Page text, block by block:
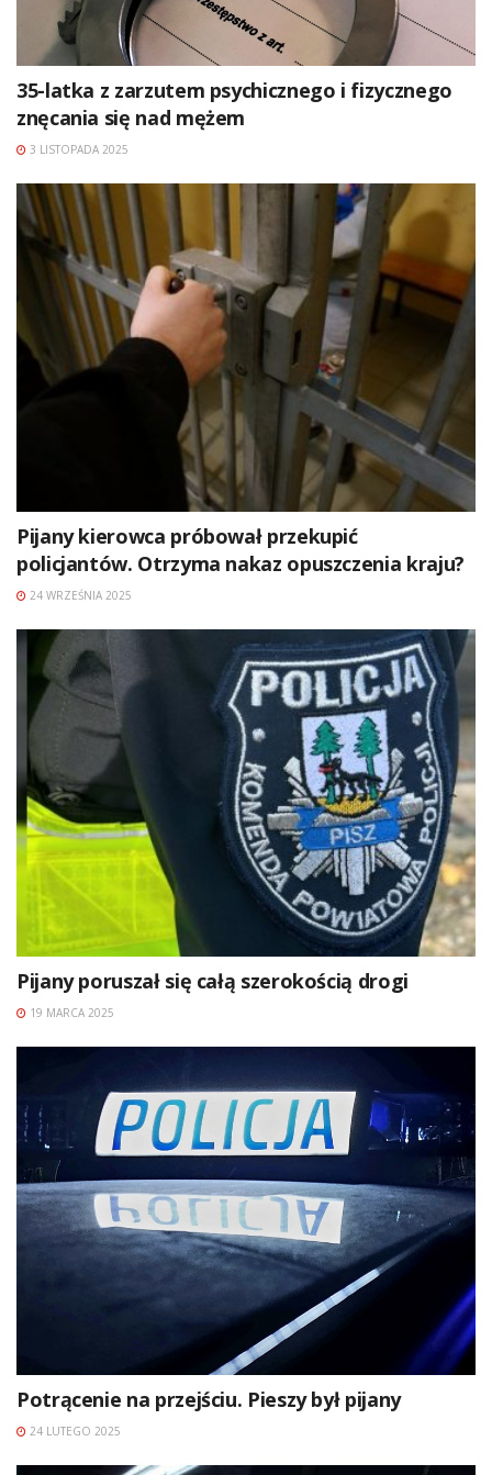
35-latka z zarzutem psychicznego i fizycznego
znęcania się nad mężem
3 LISTOPADA 2025
Pijany kierowca próbował przekupić
policjantów. Otrzyma nakaz opuszczenia kraju?
24 WRZEŚNIA 2025
Pijany poruszał się całą szerokością drogi
19 MARCA 2025
Potrącenie na przejściu. Pieszy był pijany
24 LUTEGO 2025